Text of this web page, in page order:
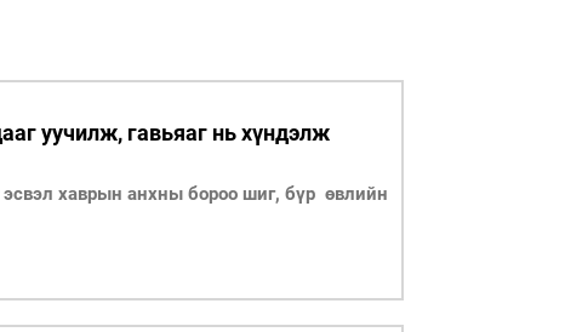
МЭДЭЭЛЛИЙН
ТҮҮЧЭЭЛЭГЧ
ВИДЕО
уучилж, гавьяаг нь хүндэлж
хаврын анхны бороо шиг, бүр өвлийн